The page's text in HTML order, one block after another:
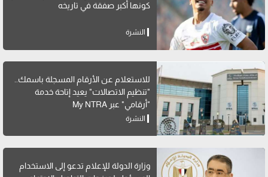
كونها أكبر صفقة في تاريخه
النشرة
للاستعلام عن الأرقام المسجلة باسمك..
"تنظيم الاتصالات" يعيد إتاحة خدمة
"أرقامي" عبر My NTRA
النشرة
وزارة الدولة للإعلام تدعو إلى الاستخدام